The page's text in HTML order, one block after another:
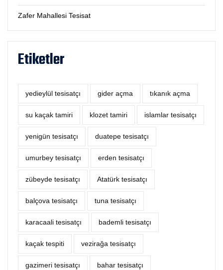
Zafer Mahallesi Tesisat
Etiketler
yedieylül tesisatçı ‎gider açma tıkanık açma
su kaçak tamiri klozet tamiri islamlar tesisatçı
yenigün tesisatçı duatepe tesisatçı
umurbey tesisatçı erden tesisatçı
zübeyde tesisatçı Atatürk tesisatçı
balçova tesisatçı tuna tesisatçı
karacaali tesisatçı bademli tesisatçı
kaçak tespiti vezirağa tesisatçı
gazimeri tesisatçı bahar tesisatçı